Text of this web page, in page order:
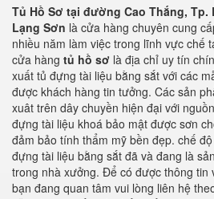
Tủ Hồ Sơ tại đường Cao Thắng, Tp.
Lạng Sơn là cửa hàng chuyên cung
nhiều năm làm việc trong lĩnh vực chế
cửa hàng tủ hồ sơ là địa chỉ uy tín
xuất tủ đựng tài liệu bằng sắt với các
được khách hàng tin tưởng. Các sản
xuât trên dây chuyền hiện đại với
đựng tài liệu khoá bảo mật được sơn
đảm bảo tính thẩm mỹ bền đẹp. chế
đựng tài liệu bằng sắt đã và đang là
trong nhà xưởng. Để có được thông tin
bạn đang quan tâm vui lòng liên hệ